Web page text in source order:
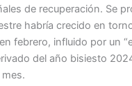
de recuperación. Se
habría crecido en
febrero, influido por un
del año bisiesto